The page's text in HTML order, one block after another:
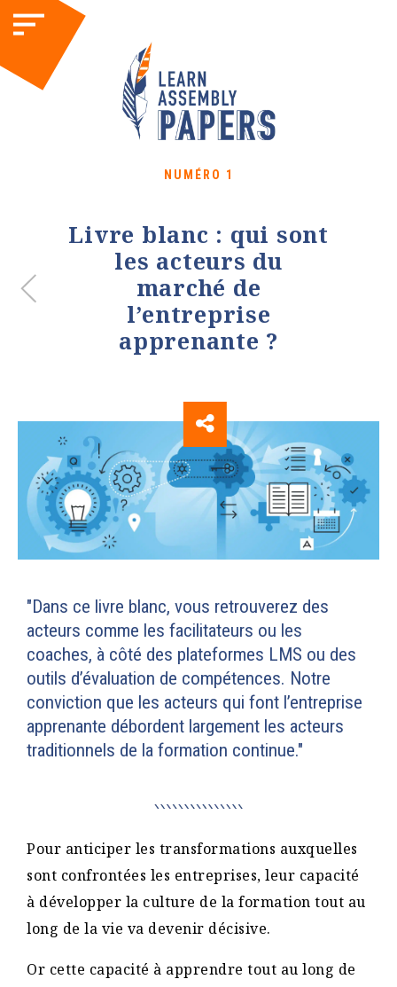
NUMÉRO 1
Livre blanc : qui sont
les acteurs du
marché de
l’entreprise
apprenante ?
"Dans ce livre blanc, vous retrouverez des
acteurs comme les facilitateurs ou les
coaches, à côté des plateformes LMS ou des
outils d’évaluation de compétences. Notre
conviction que les acteurs qui font l’entreprise
apprenante débordent largement les acteurs
traditionnels de la formation continue."
Pour anticiper les transformations auxquelles
sont confrontées les entreprises, leur capacité
à développer la culture de la formation tout au
long de la vie va devenir décisive.
Or cette capacité à apprendre tout au long de